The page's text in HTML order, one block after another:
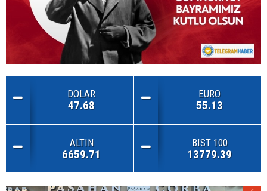
DOLAR
47.68
EURO
55.13
ALTIN
6659.71
BIST 100
13779.39